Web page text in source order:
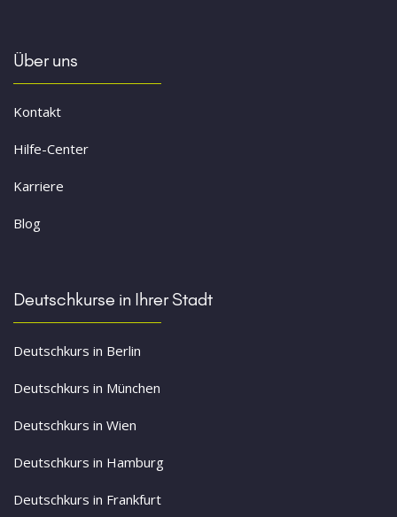
Über uns
Kontakt
Hilfe-Center
Karriere
Blog
Deutschkurse in Ihrer Stadt
Deutschkurs in Berlin
Deutschkurs in München
Deutschkurs in Wien
Deutschkurs in Hamburg
Deutschkurs in Frankfurt